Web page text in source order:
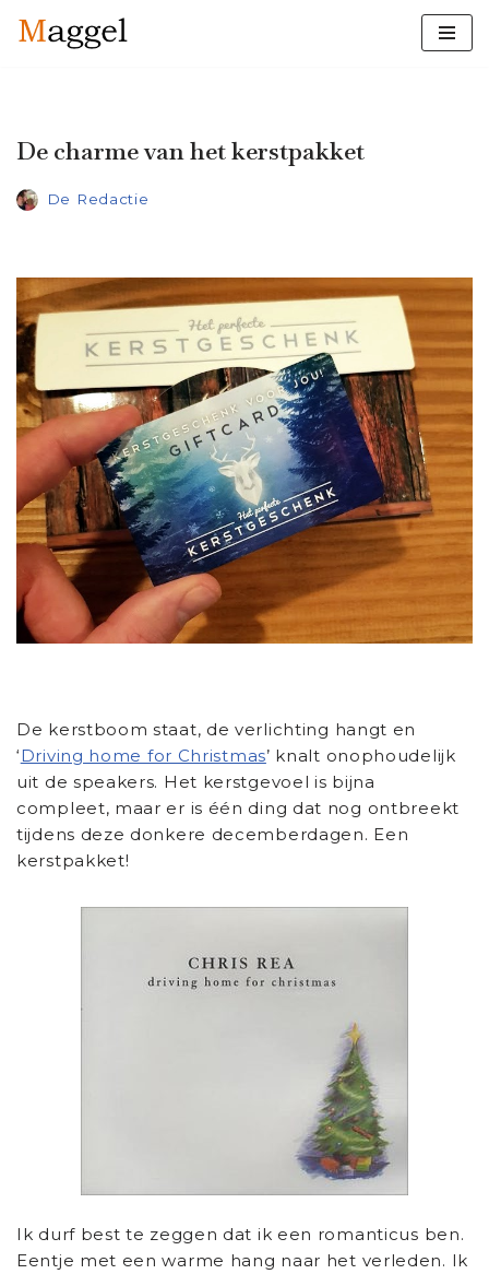
inhoud
De charme van het kerstpakket
De Redactie
De kerstboom staat, de verlichting hangt en
‘Driving home for Christmas’ knalt onophoudelijk
uit de speakers. Het kerstgevoel is bijna
compleet, maar er is één ding dat nog ontbreekt
tijdens deze donkere decemberdagen. Een
kerstpakket!
Ik durf best te zeggen dat ik een romanticus ben.
Eentje met een warme hang naar het verleden. Ik